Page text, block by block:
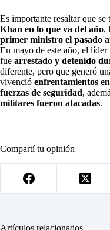
Es importante resaltar que se
Khan en lo que va del año,
primer ministro el pasado
En mayo de este año, el
fue arrestado y detenido
diferente, pero que generó
vivenció enfrentamientos
fuerzas de seguridad,
militares fueron atacadas.
Compartí tu opinión
Artículos relacionados